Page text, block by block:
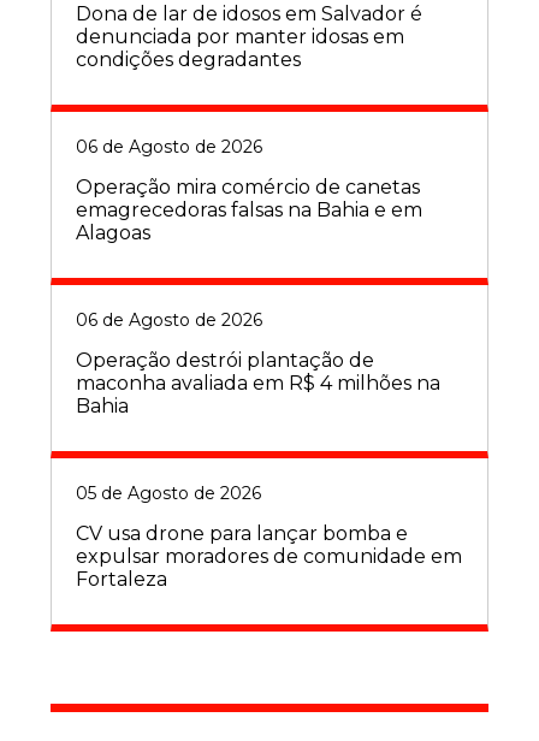
Dona de lar de idosos em Salvador é
denunciada por manter idosas em
condições degradantes
06 de Agosto de 2026
Operação mira comércio de canetas
emagrecedoras falsas na Bahia e em
Alagoas
06 de Agosto de 2026
Operação destrói plantação de
maconha avaliada em R$ 4 milhões na
Bahia
05 de Agosto de 2026
CV usa drone para lançar bomba e
expulsar moradores de comunidade em
Fortaleza